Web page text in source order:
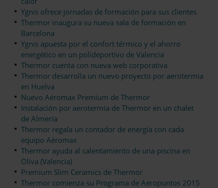
Ygnis ofrece jornadas de formación para sus clientes
Thermor inaugura su nueva sala de formación en
Barcelona
Ygnis apuesta por el confort térmico y el ahorro
energético en un polideportivo de Valencia
Thermor cuenta con nueva web corporativa
Thermor desarrolla un nuevo proyecto por aerotermia
en Huelva
Nuevo Aéromax Premium de Thermor
Instalación por aerotermia de Thermor en un chalet
de Almería
Thermor regala un contador de energía con cada
equipo Aéromax
Thermor ayuda al calentamiento de una piscina en
Oliva (Valencia)
Premium Slim Ceramics de Thermor
Thermor comienza su Programa de Aeropuntos 2015